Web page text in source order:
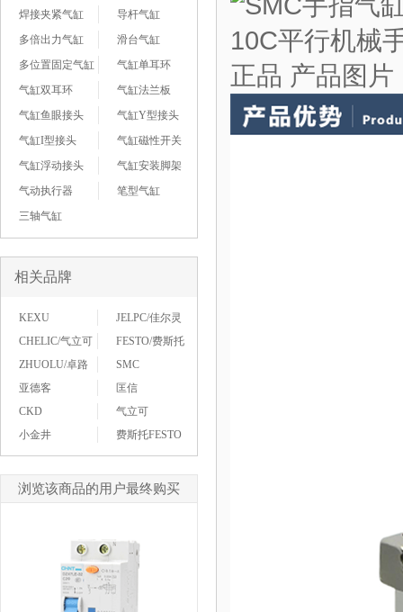
焊接夹紧气缸
导杆气缸
多倍出力气缸
滑台气缸
多位置固定气缸
气缸单耳环
气缸双耳环
气缸法兰板
气缸鱼眼接头
气缸Y型接头
气缸I型接头
气缸磁性开关
气缸浮动接头
气缸安装脚架
气动执行器
笔型气缸
三轴气缸
相关品牌
KEXU
JELPC/佳尔灵
CHELIC/气立可
FESTO/费斯托
ZHUOLU/卓路
SMC
亚德客
匡信
CKD
气立可
小金井
费斯托FESTO
浏览该商品的用户最终购买